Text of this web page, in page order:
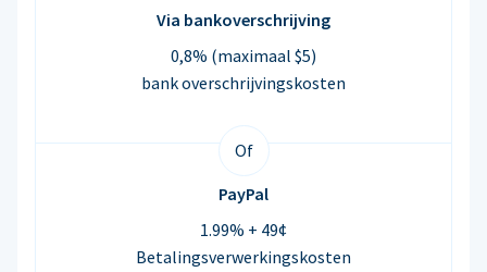
Via bankoverschrijving
0,8% (maximaal $5)
bank overschrijvingskosten
Of
PayPal
1.99% + 49¢
Betalingsverwerkingskosten